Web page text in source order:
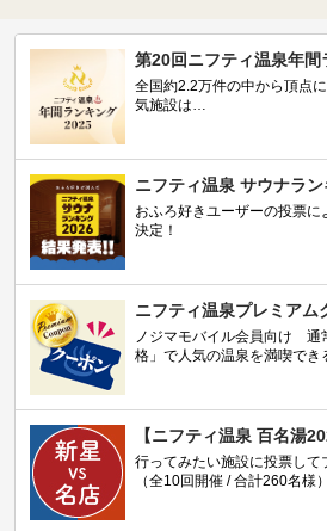
第20回ニフティ温泉年
全国約2.2万件の中から頂点
気施設は…
ニフティ温泉 サウナラ
おふろ好きユーザーの投票
決定！
ニフティ温泉プレミアム
ノジマモバイル会員向け 通
格」で人気の温泉を満喫でき
【ニフティ温泉 百名湯
行ってみたい施設に投票して
（全10回開催 / 合計260名様）